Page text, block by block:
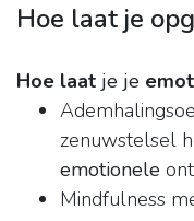
Hoe laat je
Hoe laat je je
zenuwstelsel
emotionele
Mindfulness